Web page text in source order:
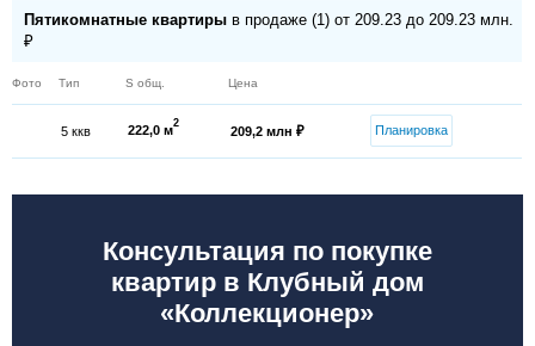
Пятикомнатные квартиры в продаже (1) от 209.23 до 209.23 млн.
₽
Фото Тип S общ. Цена
5 ккв 222,0 м2
209,2 млн ₽ Планировка
Консультация по покупке
квартир в Клубный дом
«Коллекционер»